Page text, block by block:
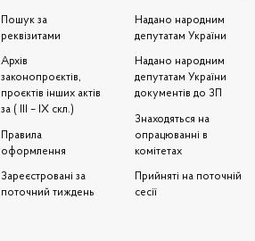
Пошук за
реквізитами
Архів
законопроєктів,
проєктів інших актів
за ( III – IX скл.)
Правила
оформлення
Зареєстровані за
поточний тиждень
Надано народним
депутатам України
Надано народним
депутатам України
документів до ЗП
Знаходяться на
опрацюванні в
комітетах
Прийняті на поточній
сесії